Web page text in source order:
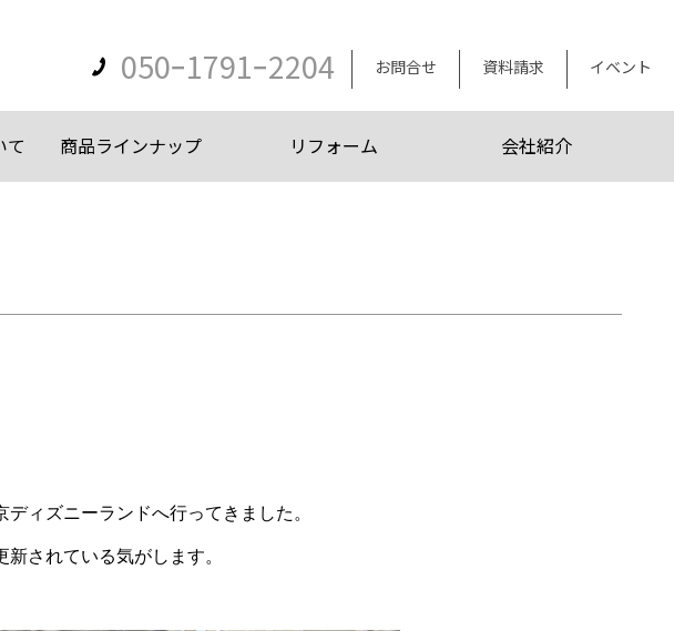
050ｰ1791ｰ2204 お問合せ 資料請求 イベント
て 商品ラインナップ リフォーム 会社紹介
ィズニーランドへ行ってきました。
されている気がします。